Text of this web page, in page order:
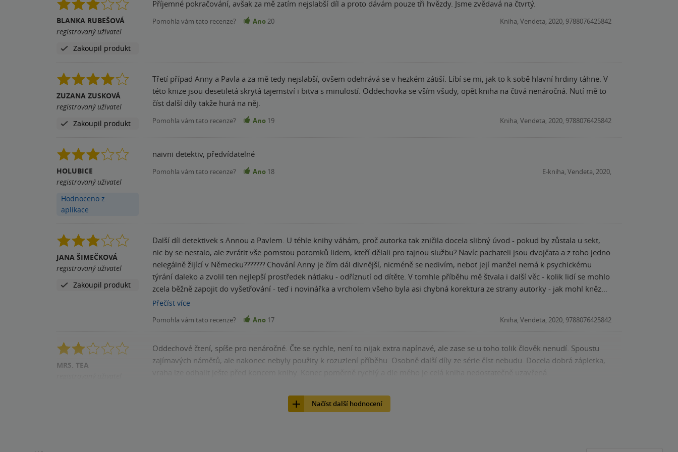
BLANKA RUBEŠOVÁ
registrovaný uživatel
Zakoupil produkt
Příjemné pokračování, avšak za mě zatím nejslabší díl a proto dávám pouze tři hvězdy. Jsme zvědavá na čtvrtý.
Pomohla vám tato recenze? Ano 20 Kniha, Vendeta, 2020, 9788076425842
ZUZANA ZUSKOVÁ
registrovaný uživatel
Zakoupil produkt
Třetí případ Anny a Pavla a za mě tedy nejslabší, ovšem odehrává se v hezkém zátiší. Líbí se mi, jak to k sobě hlavní hrdiny táhne. V
této knize jsou desetiletá skrytá tajemství i bitva s minulostí. Oddechovka se vším všudy, opět kniha na čtivá nenáročná. Nutí mě to
číst další díly takže hurá na něj.
Pomohla vám tato recenze? Ano 19 Kniha, Vendeta, 2020, 9788076425842
HOLUBICE
registrovaný uživatel
Hodnoceno z
aplikace
naivni detektiv, předvídatelné
Pomohla vám tato recenze? Ano 18 E-kniha, Vendeta, 2020,
JANA ŠIMEČKOVÁ
registrovaný uživatel
Zakoupil produkt
Další díl detektivek s Annou a Pavlem. U téhle knihy váhám, proč autorka tak zničila docela slibný úvod - pokud by zůstala u sekt,
nic by se nestalo, ale zvrátit vše pomstou potomků lidem, kteří dělali pro tajnou službu? Navíc pachateli jsou dvojčata a z toho jedno
nelegálně žijící v Německu??????? Chování Anny je čím dál divnější, nicméně se nedivím, neboť její manžel nemá k psychickému
týrání daleko a zvolil ten nejlepší prostředek nátlaku - odříznutí od dítěte. V tomhle příběhu mě štvala i další věc - kolik lidí se mohlo
zcela běžně zapojit do vyšetřování - teď i novinářka a vrcholem všeho byla asi chybná korektura ze strany autorky - jak mohl kněz
provozovat na tajné adrese sídlo pro oběti sekt, když o něm kdekdo věděl a vodil si tam novinářku? Stejně tak autorce třeba nesedí
den v pohodě zaběhat?????
Přečíst více
Pomohla vám tato recenze? Ano 17 Kniha, Vendeta, 2020, 9788076425842
MRS. TEA
Oddechové čtení, spíše pro nenáročné. Čte se rychle, není to nijak extra napínavé, ale zase se u toho tolik člověk nenudí. Spoustu
zajímavých námětů, ale nakonec nebyly použity k rozuzlení příběhu. Osobně další díly ze série číst nebudu. Docela dobrá zápletka,
Načíst další hodnocení